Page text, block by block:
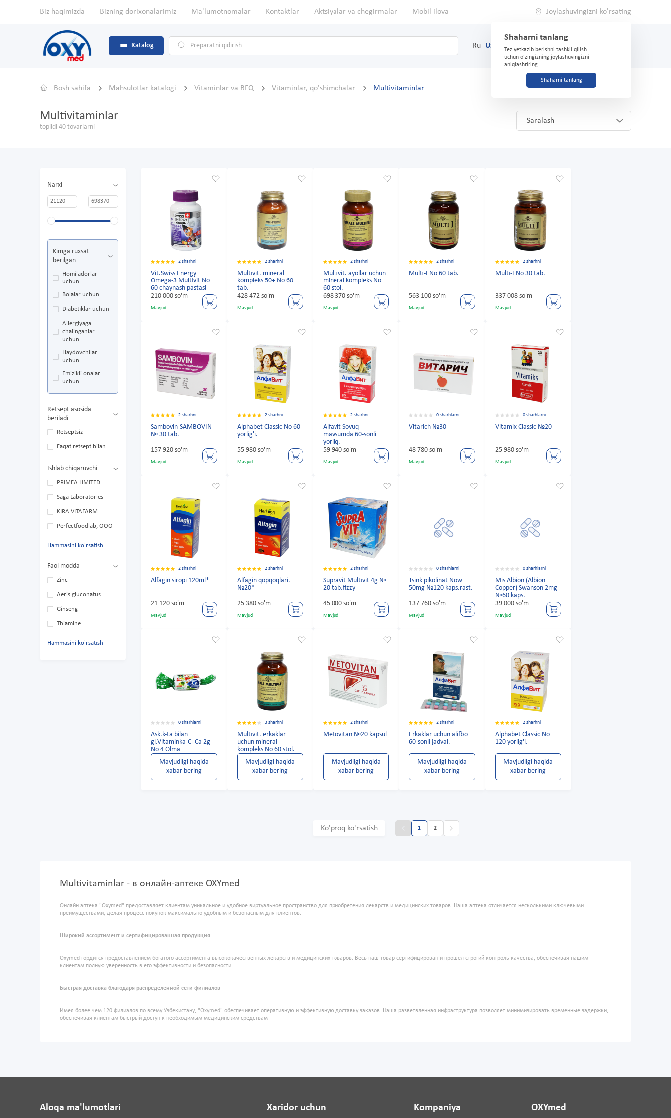
Biz haqimizda Bizning dorixonalarimiz Ma'lumotnomalar Kontaktlar Aktsiyalar va chegirmalar Mobil ilova Joylashuvingizni ko'rsating
Shaharni tanlang
Tez yetkazib berishni tashkil qilish
uchun o'zingizning joylashuvingizni
aniqlashtiring
Shaharni tanlang
Katalog Ru Uz (71) 200-03-03
Bosh sahifa Mahsulotlar katalogi Vitaminlar va BFQ Vitaminlar, qo'shimchalar Multivitaminlar
Multivitaminlar
topildi 40 tovarlarni
Saralash
Narxi
-
Kimga ruxsat
berilgan
Homiladorlar
uchun
Bolalar uchun
Diabetiklar uchun
Allergiyaga
chalinganlar
uchun
Haydovchilar
uchun
Emizikli onalar
uchun
Retsept asosida
beriladi
Retseptsiz
Faqat retsept bilan
Ishlab chiqaruvchi
PRIMEA LIMITED
Saga Laboratories
KIRA VITAFARM
Perfectfoodlab, ООО
Hammasini ko'rsatish
Faol modda
Zinc
Aeris gluconatus
Ginseng
Thiamine
Hammasini ko'rsatish
2 sharhni
Vit.Swiss Energy
Omega-3 Multivit No
60 chaynash pastasi
210 000 so'm
Mavjud
2 sharhni
Multivit. mineral
kompleks 50+ No 60
tab.
428 472 so'm
Mavjud
2 sharhni
Multivit. ayollar uchun
mineral kompleks No
60 stol.
698 370 so'm
Mavjud
2 sharhni
Multi-I No 60 tab.
563 100 so'm
Mavjud
2 sharhni
Multi-I No 30 tab.
337 008 so'm
Mavjud
2 sharhni
Sambovin-SAMBOVIN
№ 30 tab.
157 920 so'm
Mavjud
2 sharhni
Alphabet Classic No 60
yorlig'i.
55 980 so'm
Mavjud
2 sharhni
Alfavit Sovuq
mavsumda 60-sonli
yorliq.
59 940 so'm
Mavjud
0 sharhlarni
Vitarich №30
48 780 so'm
Mavjud
0 sharhlarni
Vitamix Classic №20
25 980 so'm
Mavjud
2 sharhni
Alfagin siropi 120ml*
21 120 so'm
Mavjud
2 sharhni
Alfagin qopqoqlari.
№20*
25 380 so'm
Mavjud
2 sharhni
Supravit Multivit 4g №
20 tab.fizzy
45 000 so'm
Mavjud
0 sharhlarni
Tsink pikolinat Now
50mg №120 kaps.rast.
137 760 so'm
Mavjud
0 sharhlarni
Mis Albion (Albion
Copper) Swanson 2mg
№60 kaps.
39 000 so'm
Mavjud
0 sharhlarni
Ask.k-ta bilan
gl.Vitaminka-C+Ca 2g
No 4 Olma
Mavjudligi haqida
xabar bering
3 sharhni
Multivit. erkaklar
uchun mineral
kompleks No 60 stol.
Mavjudligi haqida
xabar bering
2 sharhni
Metovitan №20 kapsul
Mavjudligi haqida
xabar bering
2 sharhni
Erkaklar uchun alifbo
60-sonli jadval.
Mavjudligi haqida
xabar bering
2 sharhni
Alphabet Classic No
120 yorlig'i.
Mavjudligi haqida
xabar bering
Ko'proq ko'rsatish 1 2
Multivitaminlar - в онлайн-аптеке OXYmed
Онлайн аптека "Oxymed" предоставляет клиентам уникальное и удобное виртуальное пространство для приобретения лекарств и медицинских товаров. Наша аптека отличается несколькими ключевыми
преимуществами, делая процесс покупок максимально удобным и безопасным для клиентов.
Широкий ассортимент и сертифицированная продукция
Oxymed гордится предоставлением богатого ассортимента высококачественных лекарств и медицинских товаров. Весь наш товар сертифицирован и прошел строгий контроль качества, обеспечивая нашим
клиентам полную уверенность в его эффективности и безопасности.
Быстрая доставка благодаря распределенной сети филиалов
Имея более чем 120 филиалов по всему Узбекистану, "Oxymed" обеспечивает оперативную и эффективную доставку заказов. Наша разветвленная инфраструктура позволяет минимизировать временные задержки,
обеспечивая клиентам быстрый доступ к необходимым медицинским средствам
Aloqa ma'lumotlari Xaridor uchun Kompaniya OXYmed